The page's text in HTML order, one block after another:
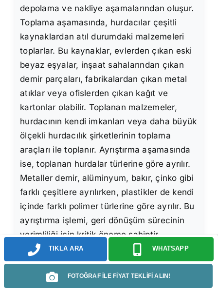
depolama ve nakliye aşamalarından oluşur.
Toplama aşamasında, hurdacılar çeşitli
kaynaklardan atıl durumdaki malzemeleri
toplarlar. Bu kaynaklar, evlerden çıkan eski
beyaz eşyalar, inşaat sahalarından çıkan
demir parçaları, fabrikalardan çıkan metal
atıklar veya ofislerden çıkan kağıt ve
kartonlar olabilir. Toplanan malzemeler,
hurdacının kendi imkanları veya daha büyük
ölçekli hurdacılık şirketlerinin toplama
araçları ile toplanır. Ayrıştırma aşamasında
ise, toplanan hurdalar türlerine göre ayrılır.
Metaller demir, alüminyum, bakır, çinko gibi
farklı çeşitlere ayrılırken, plastikler de kendi
içinde farklı polimer türlerine göre ayrılır. Bu
ayrıştırma işlemi, geri dönüşüm sürecinin
verimliliği için kritik öneme sahiptir.
Ayrıştırma işleminin ardından, hurdalar
depolanır ve geri dönüşüm tesislerine
nakledilmek üzere hazırlanır. Nakliye,
TIKLA ARA WHATSAPP
FOTOĞRAF İLE FİYAT TEKLİFİ ALIN!